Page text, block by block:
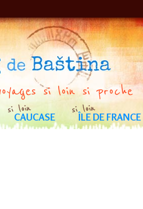
si loin si proche
Aller
au
contenu
MALI
SÉNÉGAL
CAUCASE
GÉORGIE
ÎLE DE FRANCE